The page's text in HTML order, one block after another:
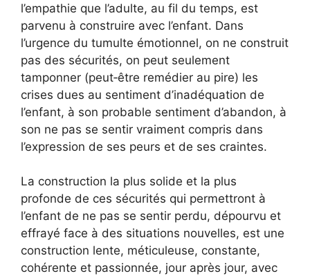
l’empathie que l’adulte, au fil du temps, est
parvenu à construire avec l’enfant. Dans
l’urgence du tumulte émotionnel, on ne construit
pas des sécurités, on peut seulement
tamponner (peut‑être remédier au pire) les
crises dues au sentiment d’inadéquation de
l’enfant, à son probable sentiment d’abandon, à
son ne pas se sentir vraiment compris dans
l’expression de ses peurs et de ses craintes.
La construction la plus solide et la plus
profonde de ces sécurités qui permettront à
l’enfant de ne pas se sentir perdu, dépourvu et
effrayé face à des situations nouvelles, est une
construction lente, méticuleuse, constante,
cohérente et passionnée, jour après jour, avec